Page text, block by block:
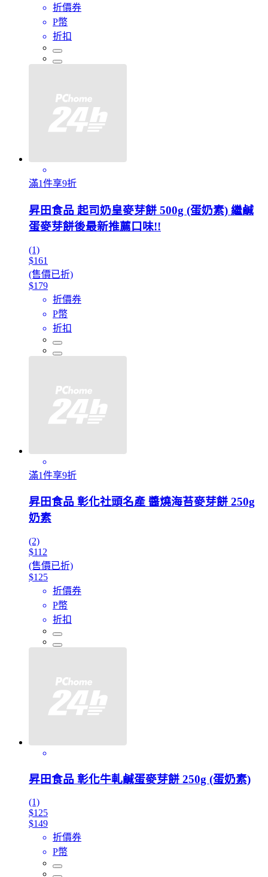
折價券
P幣
折扣
滿1件享9折
昇田食品 起司奶皇麥芽餅 500g (蛋奶素) 繼鹹
蛋麥芽餅後最新推薦口味!!
(1)
$161
(售價已折)
$179
折價券
P幣
折扣
滿1件享9折
昇田食品 彰化社頭名產 醬燒海苔麥芽餅 250g
奶素
(2)
$112
(售價已折)
$125
折價券
P幣
折扣
昇田食品 彰化牛軋鹹蛋麥芽餅 250g (蛋奶素)
(1)
$125
$149
折價券
P幣